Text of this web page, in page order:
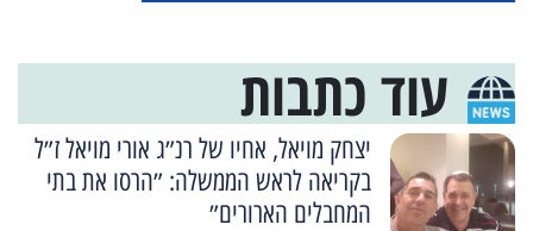
עוד כתבות
יצחק מויאל, אחיו של רנ״ג אורי מויאל ז״ל
בקריאה לראש הממשלה: ״הרסו את בתי
המחבלים הארורים״